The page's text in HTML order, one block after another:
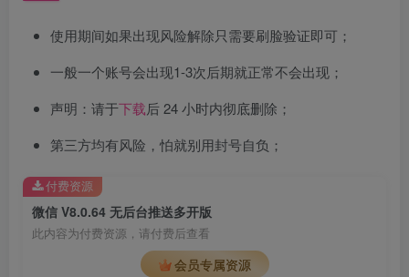
使用期间如果出现风险解除只需要刷脸验证即可；
一般一个账号会出现1-3次后期就正常不会出现；
声明：请于下载后 24 小时内彻底删除；
第三方均有风险，怕就别用封号自负；
微信 V8.0.64 无后台推送多开版
此内容为付费资源，请付费后查看
会员专属资源
付费资源